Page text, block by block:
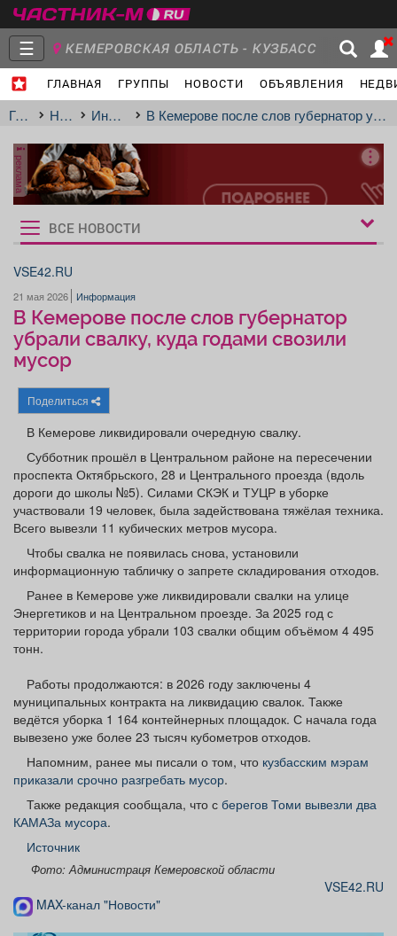
☰ КЕМЕРОВСКАЯ ОБЛАСТЬ - КУЗБАСС
ГЛАВНАЯ ГРУППЫ НОВОСТИ ОБЪЯВЛЕНИЯ
Главная
Группы Новости
Объявления Недвижимость Услуги
Работа
Афиша
Товары Поздравления Погода
Я - пенсионер
ГлавнаяНовостиИнформация В Кемерове после слов губернатор убрали свалку, куда годами свозили мусор
реклама
Рукбрики
новостей
ВСЕ НОВОСТИ
VSE42.RU
21 мая 2026 Информация
В Кемерове после слов губернатор
убрали свалку, куда годами свозили
мусор
Поделиться
В Кемерове ликвидировали очередную свалку.
Субботник прошёл в Центральном районе на пересечении
проспекта Октябрьского, 28 и Центрального проезда (вдоль
дороги до школы №5). Силами СКЭК и ТУЦР в уборке
участвовали 19 человек, была задействована тяжёлая техника.
Всего вывезли 11 кубических метров мусора.
Чтобы свалка не появилась снова, установили
информационную табличку о запрете складирования отходов.
Ранее в Кемерове уже ликвидировали свалки на улице
Энергетиков и на Центральном проезде. За 2025 год с
территории города убрали 103 свалки общим объёмом 4 495
тонн.
Работы продолжаются: в 2026 году заключены 4
муниципальных контракта на ликвидацию свалок. Также
ведётся уборка 1 164 контейнерных площадок. С начала года
вывезено уже более 23 тысяч кубометров отходов.
Напомним, ранее мы писали о том, что кузбасским мэрам
приказали срочно разгребать мусор.
Также редакция сообщала, что с берегов Томи вывезли два
КАМАЗа мусора.
Источник
Фото: Администраця Кемеровской области
VSE42.RU
MAX-канал "Новости"